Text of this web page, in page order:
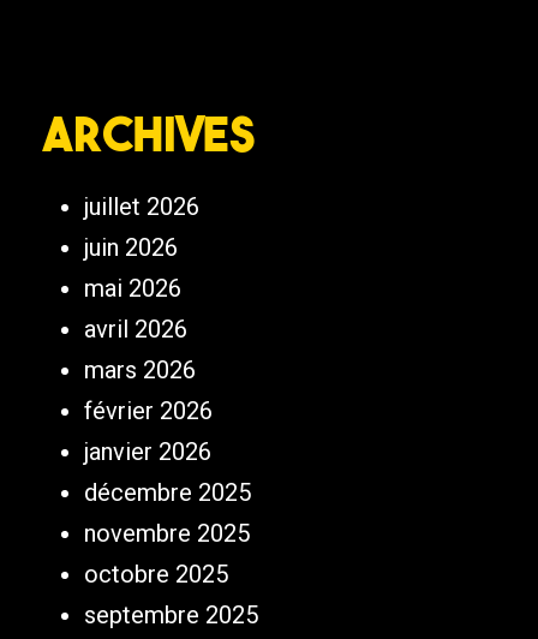
Archives
juillet 2026
juin 2026
mai 2026
avril 2026
mars 2026
février 2026
janvier 2026
décembre 2025
novembre 2025
octobre 2025
septembre 2025